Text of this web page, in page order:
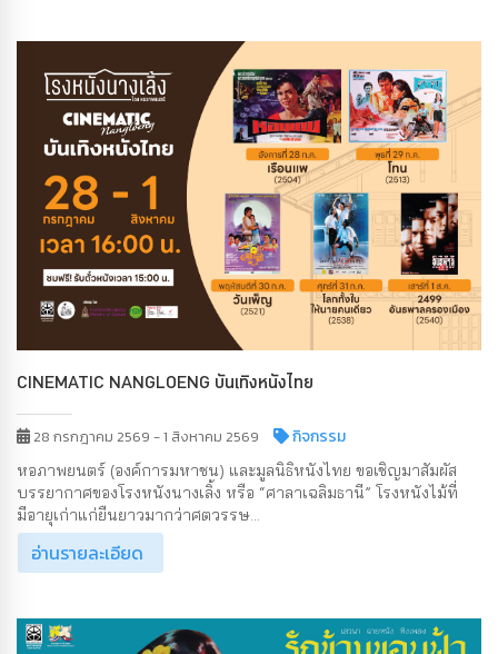
CINEMATIC NANGLOENG บันเทิงหนังไทย
28 กรกฎาคม 2569 - 1 สิงหาคม 2569 กิจกรรม
หอภาพยนตร์ (องค์การมหาชน) และมูลนิธิหนังไทย ขอเชิญมาสัมผัส
บรรยากาศของโรงหนังนางเลิ้ง หรือ “ศาลาเฉลิมธานี” โรงหนังไม้ที่
มีอายุเก่าแก่ยืนยาวมากว่าศตวรรษ...
อ่านรายละเอียด